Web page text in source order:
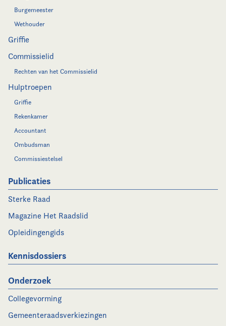
Burgemeester
Wethouder
Griffie
Commissielid
Rechten van het Commissielid
Hulptroepen
Griffie
Rekenkamer
Accountant
Ombudsman
Commissiestelsel
Publicaties
Sterke Raad
Magazine Het Raadslid
Opleidingengids
Kennisdossiers
Onderzoek
Collegevorming
Gemeenteraadsverkiezingen